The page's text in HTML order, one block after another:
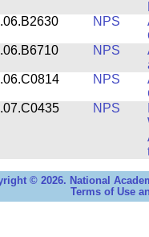
NPS
NPS
NPS
NPS
© 2026. National
Terms of Use